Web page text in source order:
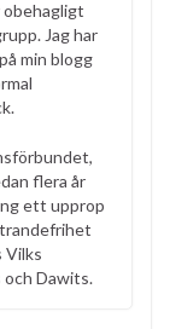
Jag har
min blogg
flera år
ett upprop
Vilks
och Dawits.